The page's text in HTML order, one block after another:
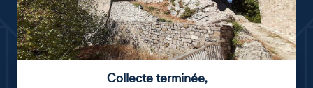
Collecte terminée,